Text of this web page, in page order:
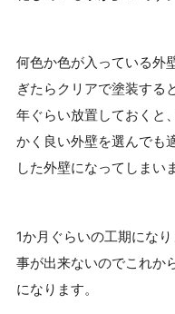
何色か色が入っている外
ぎたらクリアで塗装する
年ぐらい放置しておくと
かく良い外壁を選んでも
した外壁になってしまい
1か月ぐらいの工期にな
事が出来ないのでこれか
になります。